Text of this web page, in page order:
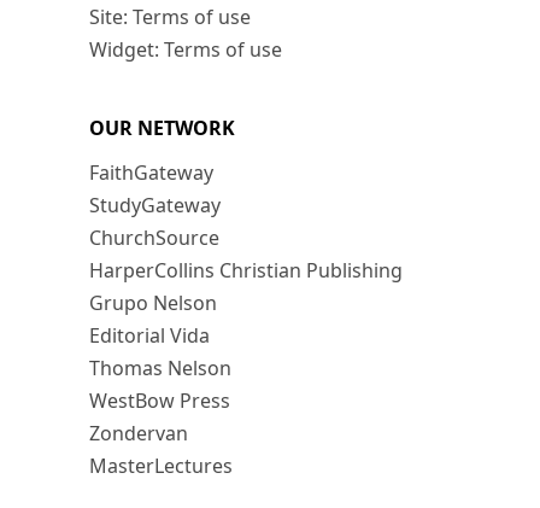
Site: Terms of use
Widget: Terms of use
OUR NETWORK
FaithGateway
StudyGateway
ChurchSource
HarperCollins Christian Publishing
Grupo Nelson
Editorial Vida
Thomas Nelson
WestBow Press
Zondervan
MasterLectures